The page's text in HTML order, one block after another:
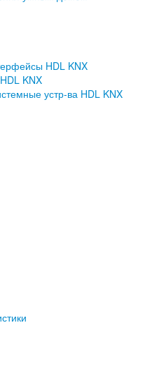
HDL KNX
KNX
устр-ва HDL KNX